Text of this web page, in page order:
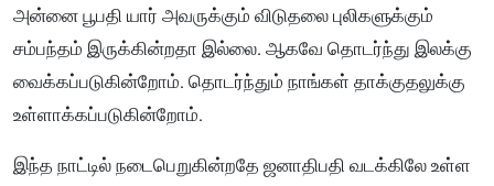
அன்னை பூபதி யார் அவருக்கும் விடுதலை புலிகளுக்கும்
சம்பந்தம் இருக்கின்றதா இல்லை. ஆகவே தொடர்ந்து இலக்கு
வைக்கப்படுகின்றோம். தொடர்ந்தும் நாங்கள் தாக்குதலுக்கு
உள்ளாக்கப்படுகின்றோம்.
இந்த நாட்டில் நடைபெறுகின்றதே ஜனாதிபதி வடக்கிலே உள்ள